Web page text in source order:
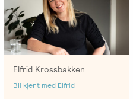
Elfrid Krossbakken
Bli kjent med Elfrid